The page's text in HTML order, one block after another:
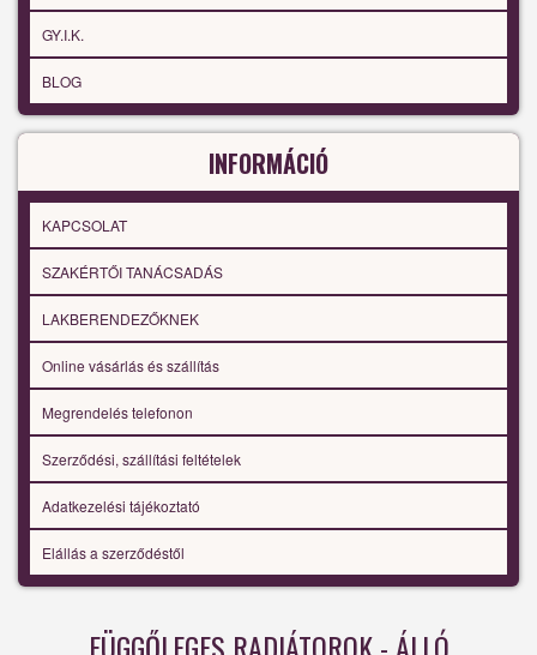
GY.I.K.
BLOG
INFORMÁCIÓ
KAPCSOLAT
SZAKÉRTŐI TANÁCSADÁS
LAKBERENDEZŐKNEK
Online vásárlás és szállítás
Megrendelés telefonon
Szerződési, szállítási feltételek
Adatkezelési tájékoztató
Elállás a szerződéstől